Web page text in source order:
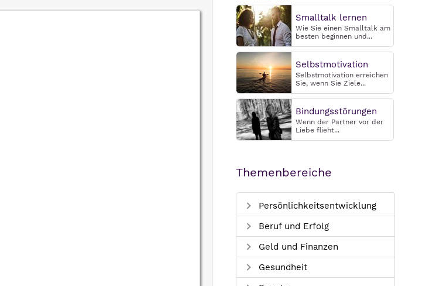
Smalltalk lernen
Wie Sie einen Smalltalk am
besten beginnen und...
Selbstmotivation
Selbstmotivation erreichen
Sie, wenn Sie Ziele...
Bindungsstörungen
Wenn der Partner vor der
Liebe flieht...
Themenbereiche
Persönlichkeitsentwicklung
Beruf und Erfolg
Geld und Finanzen
Gesundheit